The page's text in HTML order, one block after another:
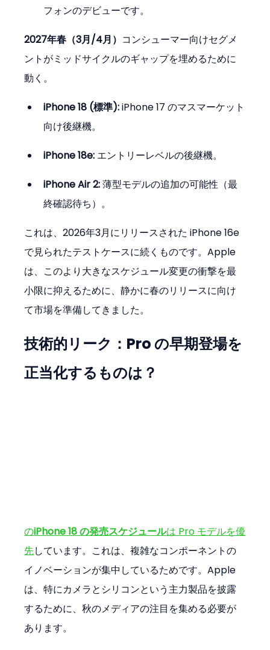
フォンのデビューです。
2027年春（3月/4月） コンシューマー向けセグメ
ントがミッドサイクルのギャップを埋めるために
動く。
iPhone 18 (標準): iPhone 17 のマスマーケット
向け後継機。
iPhone 18e: エントリーレベルの後継機。
iPhone Air 2: 薄型モデルの追加の可能性（最
終確認待ち）。
これは、2026年3月にリリースされた iPhone 16e
で見られたテストケースに続くものです。Apple
は、このより大きなスケジュール変更の衝撃を最
小限に抑えるために、静かに春のリリースに向け
て市場を準備してきました。
技術的リーク：Pro の早期登場を
正当化するものは？
のiPhone 18 の発売スケジュールは Pro モデルを優
先しています。これは、複雑なコンポーネントの
イノベーションが集中しているためです。Apple
は、特にカメラとシリコンという主力製品を披露
するために、秋のメディアの注目を集める必要が
あります。